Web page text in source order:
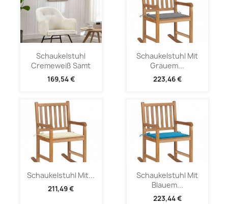
Schaukelstuhl
Cremeweiß Samt
169,54 €
Schaukelstuhl Mit
Grauem...
223,46 €
Schaukelstuhl Mit...
211,49 €
Schaukelstuhl Mit
Blauem...
223,44 €